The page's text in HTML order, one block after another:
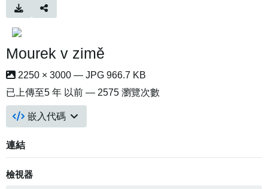
Mourek v zimě
2250 × 3000 — JPG 966.7 KB
已上傳至5 年 以前 — 2575 瀏覽次數
嵌入代碼
連結
檢視器